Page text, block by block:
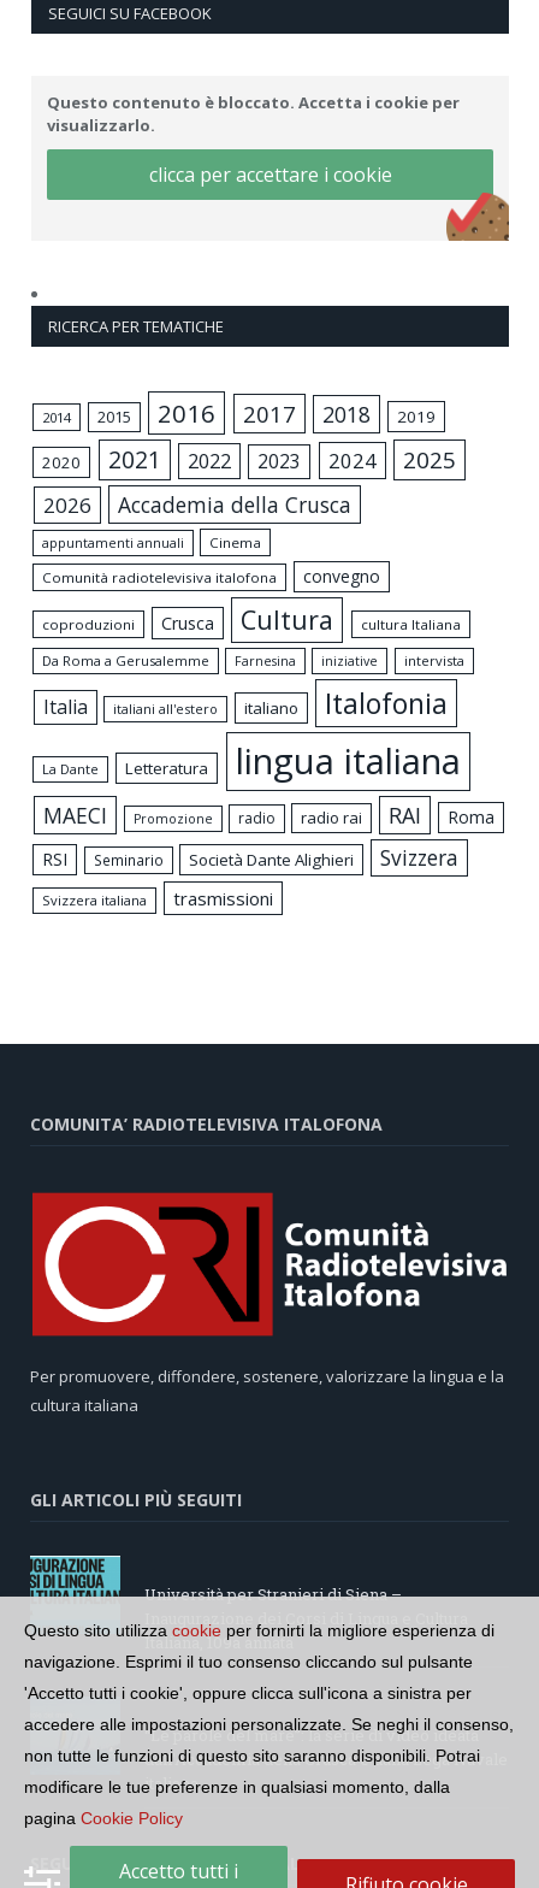
SEGUICI SU FACEBOOK
Questo contenuto è bloccato. Accetta i cookie per
visualizzarlo.
clicca per accettare i cookie
RICERCA PER TEMATICHE
2014 2015 2016 2017 2018 2019
2020 2021 2022 2023 2024 2025
2026 Accademia della Crusca
appuntamenti annuali
Cinema
Comunità radiotelevisiva italofona
convegno
coproduzioni Crusca Cultura
cultura Italiana
Da Roma a Gerusalemme
Farnesina iniziative intervista
Italia italiani all'estero italiano Italofonia
La Dante Letteratura lingua italiana
MAECI Promozione radio radio rai RAI
Roma
RSI
Seminario Società Dante Alighieri Svizzera
Svizzera italiana trasmissioni
COMUNITA’ RADIOTELEVISIVA ITALOFONA
Per promuovere, diffondere, sostenere, valorizzare la lingua e la
cultura italiana
GLI ARTICOLI PIÙ SEGUITI
Università per Stranieri di Siena –
Italiana, 109a annata
“Le parole del mare”: la serie di video ideata
dall’Accademia della Crusca e dalla Lega Navale
italiana
SEGUI LA COMUNITÀ SUI SOCIAL
Questo sito utilizza cookie per fornirti la migliore esperienza di
navigazione. Esprimi il tuo consenso cliccando sul pulsante
'Accetto tutti i cookie', oppure clicca sull'icona a sinistra per
accedere alle impostazioni personalizzate. Se neghi il consenso,
non tutte le funzioni di questo sito saranno disponibili. Potrai
modificare le tue preferenze in qualsiasi momento, dalla
pagina Cookie Policy
Accetto tutti i